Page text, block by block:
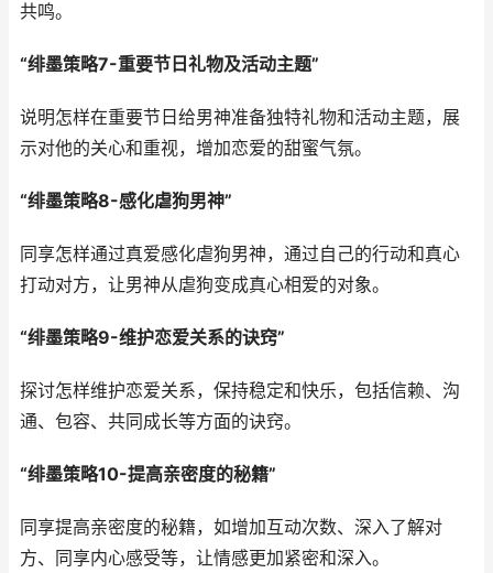
共鸣。
“绯墨策略7-重要节日礼物及活动主题”
说明怎样在重要节日给男神准备独特礼物和活动主题，展
示对他的关心和重视，增加恋爱的甜蜜气氛。
“绯墨策略8-感化虐狗男神”
同享怎样通过真爱感化虐狗男神，通过自己的行动和真心
打动对方，让男神从虐狗变成真心相爱的对象。
“绯墨策略9-维护恋爱关系的诀窍”
探讨怎样维护恋爱关系，保持稳定和快乐，包括信赖、沟
通、包容、共同成长等方面的诀窍。
“绯墨策略10-提高亲密度的秘籍”
同享提高亲密度的秘籍，如增加互动次数、深入了解对
方、同享内心感受等，让情感更加紧密和深入。